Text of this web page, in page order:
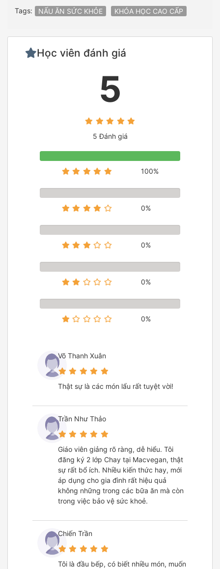
Tags: NẤU ĂN SỨC KHỎE KHÓA HỌC CAO CẤP
Học viên đánh giá
5
5 Đánh giá
100%
0%
0%
0%
0%
Võ Thanh Xuân
Thật sự là các món lẩu rất tuyệt vời!
Trần Như Thảo
Giáo viên giảng rõ ràng, dễ hiểu. Tôi
đăng ký 2 lớp Chay tại Macvegan, thật
sự rất bổ ích. Nhiều kiến thức hay, mới
áp dụng cho gia đình rất hiệu quả
không những trong các bữa ăn mà còn
trong việc bảo vệ sức khoẻ.
Chiến Trần
Tôi là đầu bếp, có biết nhiều món, muốn